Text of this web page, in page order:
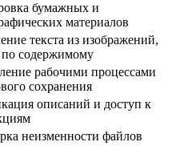
бумажных и
материалов
текста из изображений,
содержимому
рабочими процессами
сохранения
описаний и доступ к
неизменности файлов